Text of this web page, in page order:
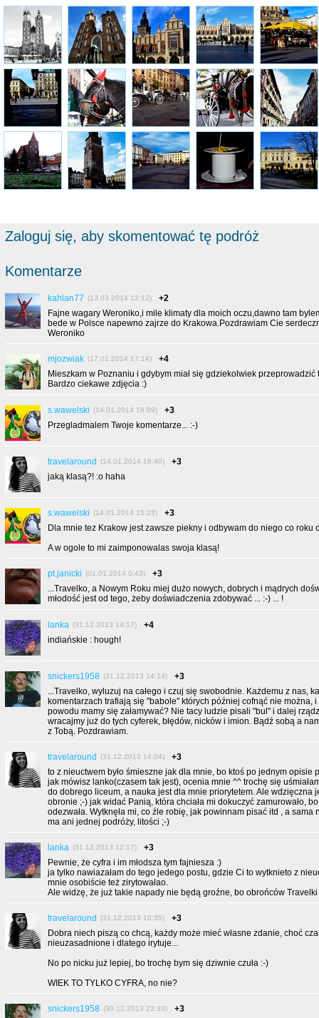
Zaloguj się, aby skomentować tę podróż
Komentarze
kahlan77 (13.03.2014 12:12)
+2
Fajne wagary Weroniko,i mile klimaty dla moich oczu,dawno tam
bede w Polsce napewno zajrze do Krakowa.Pozdrawiam Cie
Weroniko
mjozwiak (17.01.2014 17:14)
+4
Mieszkam w Poznaniu i gdybym miał się gdziekolwiek przeprowadzić
Bardzo ciekawe zdjęcia :)
s.wawelski (14.01.2014 18:09)
+3
Przegladmalem Twoje komentarze... :-)
travelaround (14.01.2014 16:40)
+3
jaką klasą?! :o haha
s.wawelski (14.01.2014 15:23)
+3
Dla mnie tez Krakow jest zawsze piekny i odbywam do niego co roku
A w ogole to mi zaimponowalas swoja klasą!
pt.janicki (01.01.2014 0:43)
+3
...Travelko, a Nowym Roku miej dużo nowych, dobrych i mądrych
młodość jest od tego, żeby doświadczenia zdobywać ... :-) ... !
lanka (31.12.2013 14:17)
+4
indiańskie : hough!
snickers1958 (31.12.2013 14:14)
+3
...Travelko, wyluzuj na całego i czuj się swobodnie. Każdemu z nas,
komentarzach trafiają się "babole" których później cofnąć nie można,
powodu mamy się załamywać? Nie tacy ludzie pisali "bul" i dalej
wracajmy już do tych cyferek, błędów, nicków i imion. Bądź sobą a
z Tobą. Pozdrawiam.
travelaround (31.12.2013 14:04)
+3
to z nieuctwem było śmieszne jak dla mnie, bo ktoś po jednym opisie
jak mówisz lanko(czasem tak jest), ocenia mnie ^^ trochę się
do dobrego liceum, a nauka jest dla mnie priorytetem. Ale wdzięczna
obronie ;-) jak widać Panią, która chciała mi dokuczyć zamurowało,
odezwała. Wytknęła mi, co źle robię, jak powinnam pisać itd , a sama
ma ani jednej podróży, litości ;-)
lanka (31.12.2013 12:17)
+3
Pewnie, że cyfra i im młodsza tym fajniesza :)
ja tylko nawiazałam do tego jedego postu, gdzie Ci to wytknieto z
mnie osobiście też zirytowałao.
Ale widzę, że już takie napady nie będą groźne, bo obrońców
travelaround (31.12.2013 10:35)
+3
Dobra niech piszą co chcą, każdy może mieć własne zdanie, choć
nieuzasadnione i dlatego irytuje...
No po nicku już lepiej, bo trochę bym się dziwnie czuła :-)
WIEK TO TYLKO CYFRA, no nie?
snickers1958 (30.12.2013 22:33)
+3